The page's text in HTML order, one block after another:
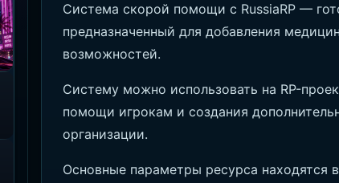
Система скорой помощи с RussiaRP —
предназначенный для добавления
возможностей.
Систему можно использовать на RP-
помощи игрокам и создания
организации.
Основные параметры ресурса находятся